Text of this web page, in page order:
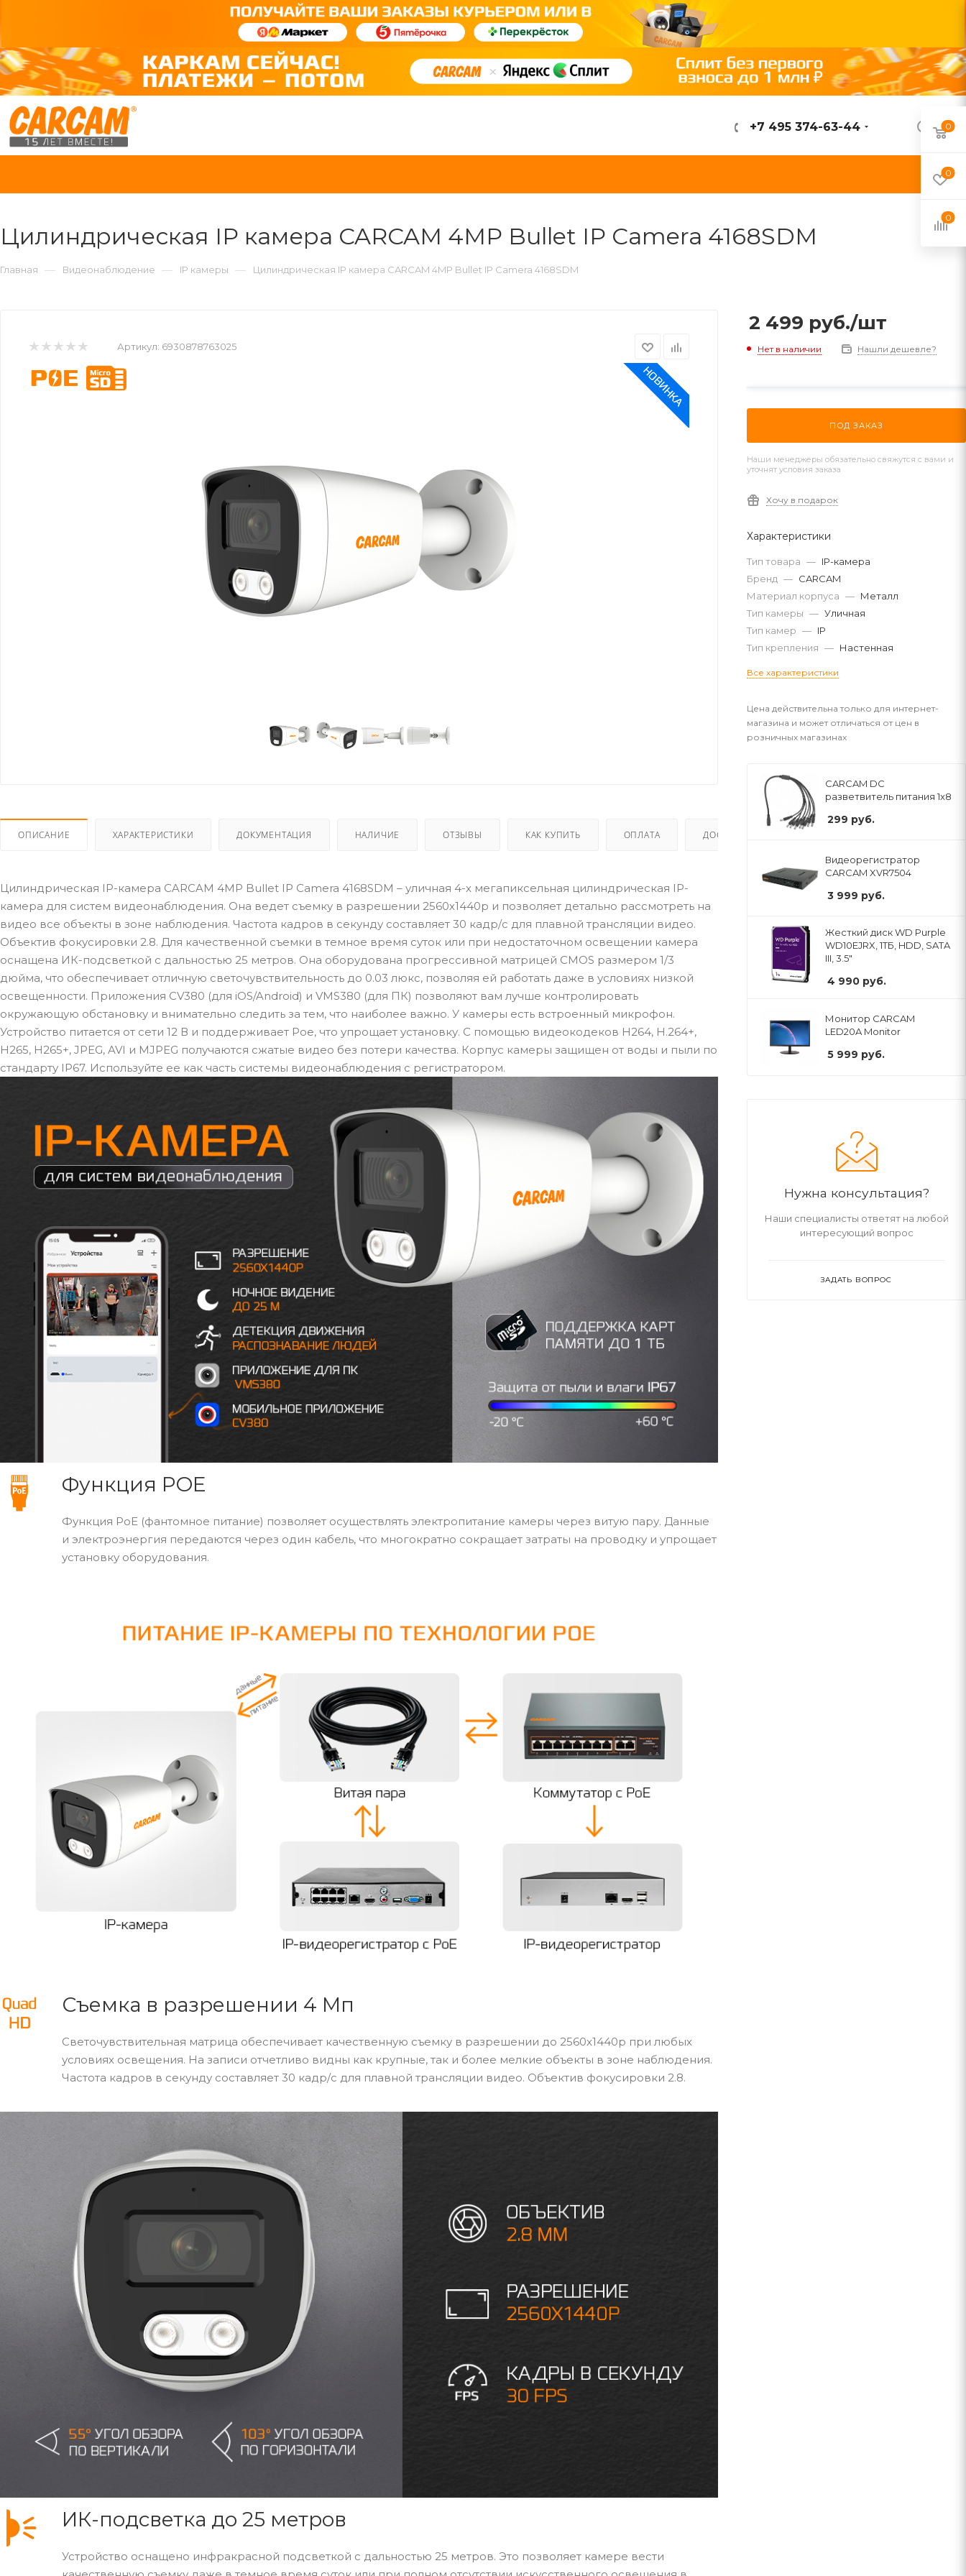
ВОЙТИ
+7 495 374-63-44
Цилиндрическая IP камера CARCAM 4MP Bullet IP Camera 4168SDM
Главная — Видеонаблюдение — IP камеры — Цилиндрическая IP камера CARCAM 4MP Bullet IP Camera 4168SDM
Артикул: 6930878763025
ОПИСАНИЕ ХАРАКТЕРИСТИКИ ДОКУМЕНТАЦИЯ НАЛИЧИЕ ОТЗЫВЫ КАК КУПИТЬ ОПЛАТА ДОСТАВКА
Цилиндрическая IP-камера CARCAM 4MP Bullet IP Camera 4168SDM – уличная 4-х мегапиксельная цилиндрическая IP-
камера для систем видеонаблюдения. Она ведет съемку в разрешении 2560х1440p и позволяет детально рассмотреть на
видео все объекты в зоне наблюдения. Частота кадров в секунду составляет 30 кадр/с для плавной трансляции видео.
Объектив фокусировки 2.8. Для качественной съемки в темное время суток или при недостаточном освещении камера
оснащена ИК-подсветкой с дальностью 25 метров. Она оборудована прогрессивной матрицей CMOS размером 1/3
дюйма, что обеспечивает отличную светочувствительность до 0.03 люкс, позволяя ей работать даже в условиях низкой
освещенности. Приложения CV380 (для iOS/Android) и VMS380 (для ПК) позволяют вам лучше контролировать
окружающую обстановку и внимательно следить за тем, что наиболее важно. У камеры есть встроенный микрофон.
Устройство питается от сети 12 В и поддерживает Poe, что упрощает установку. С помощью видеокодеков H264, H.264+,
H265, H265+, JPEG, AVI и MJPEG получаются сжатые видео без потери качества. Корпус камеры защищен от воды и пыли по
стандарту IP67. Используйте ее как часть системы видеонаблюдения с регистратором.
Функция POE
Функция PoE (фантомное питание) позволяет осуществлять электропитание камеры через витую пару. Данные
и электроэнергия передаются через один кабель, что многократно сокращает затраты на проводку и упрощает
установку оборудования.
Съемка в разрешении 4 Мп
Светочувствительная матрица обеспечивает качественную съемку в разрешении до 2560x1440p при любых
условиях освещения. На записи отчетливо видны как крупные, так и более мелкие объекты в зоне наблюдения.
Частота кадров в секунду составляет 30 кадр/с для плавной трансляции видео. Объектив фокусировки 2.8.
ИК-подсветка до 25 метров
Устройство оснащено инфракрасной подсветкой с дальностью 25 метров. Это позволяет камере вести
2 499 руб./шт
Нет в наличии Нашли дешевле?
ПОД ЗАКАЗ
Наши менеджеры обязательно свяжутся с вами и
уточнят условия заказа
Хочу в подарок
Характеристики
Тип товара — IP-камера
Бренд — CARCAM
Материал корпуса — Металл
Тип камеры — Уличная
Тип камер — IP
Тип крепления — Настенная
Все характеристики
Цена действительна только для интернет-
магазина и может отличаться от цен в
розничных магазинах
CARCAM DC
разветвитель питания 1x8
299 руб.
Видеорегистратор
CARCAM XVR7504
3 999 руб.
Жесткий диск WD Purple
WD10EJRX, 1ТБ, HDD, SATA
III, 3.5"
4 990 руб.
Монитор CARCAM
LED20A Monitor
5 999 руб.
Нужна консультация?
Наши специалисты ответят на любой
интересующий вопрос
ЗАДАТЬ ВОПРОС
0
0
0